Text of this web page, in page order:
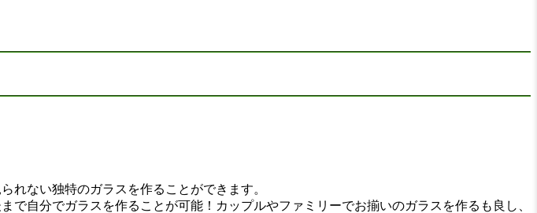
れない独特のガラスを作ることができます。
自分でガラスを作ることが可能！カップルやファミリーでお揃いのガラスを作るも良し、